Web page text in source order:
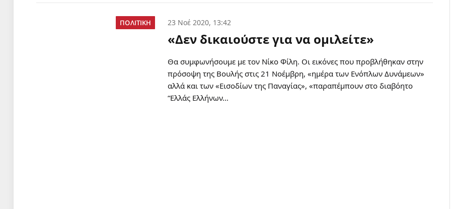
ΠΟΛΙΤΙΚΗ 23 Νοέ 2020, 13:42
«Δεν δικαιούστε για να ομιλείτε»
Θα συμφωνήσουμε με τον Νίκο Φίλη. Οι εικόνες που προβλήθηκαν στην
πρόσοψη της Βουλής στις 21 Νοέμβρη, «ημέρα των Ενόπλων Δυνάμεων»
αλλά και των «Εισοδίων της Παναγίας», «παραπέμπουν στο διαβόητο
“Ελλάς Ελλήνων…